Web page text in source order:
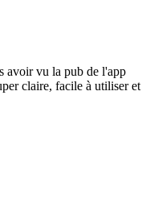
avoir vu la pub de l'app
claire, facile à utiliser et